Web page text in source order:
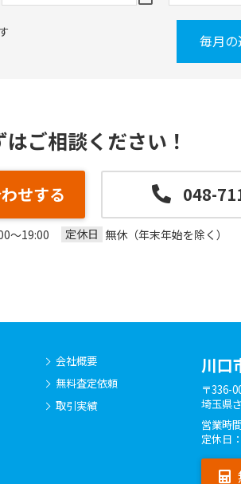
毎月
はご相談ください！
せする 048-
～19:00 定休日 無休（年末年始を除く）
会社概要
無料査定依頼
取引実績
川口
〒336-
埼玉県
営業時
定休日